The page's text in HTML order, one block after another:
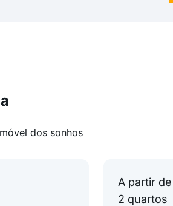
dos sonhos
A partir de
2 quartos